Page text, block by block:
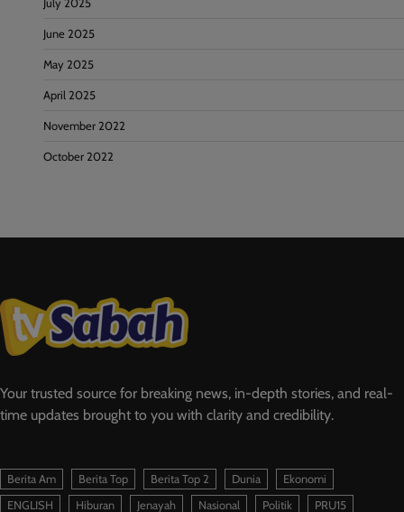
July 2025
June 2025
May 2025
April 2025
November 2022
October 2022
Your trusted source for breaking news, in-depth stories, and real-
time updates brought to you with clarity and credibility.
Berita Am Berita Top Berita Top 2 Dunia
Ekonomi
ENGLISH
Hiburan Jenayah Nasional Politik PRU15